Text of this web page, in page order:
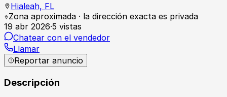
Hialeah, FL
Zona aproximada · la dirección exacta es privada
19 abr 2026·5 vistas
Chatear con el vendedor
Llamar
Reportar anuncio
Descripción